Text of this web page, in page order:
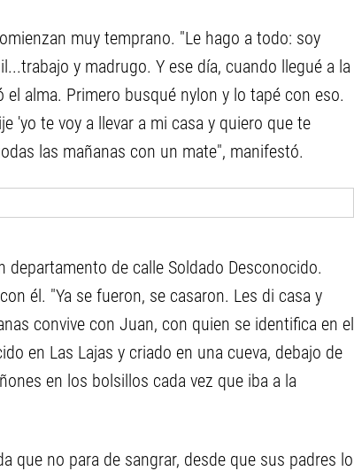
muy temprano. "Le hago a todo: soy
y madrugo. Y ese día, cuando llegué a la
alma. Primero busqué nylon y lo tapé con eso.
'yo te voy a llevar a mi casa y quiero que te
las mañanas con un mate", manifestó.
de calle Soldado Desconocido.
él. "Ya se fueron, se casaron. Les di casa y
convive con Juan, con quien se identifica en el
en Las Lajas y criado en una cueva, debajo de
en los bolsillos cada vez que iba a la
que no para de sangrar, desde que sus padres lo